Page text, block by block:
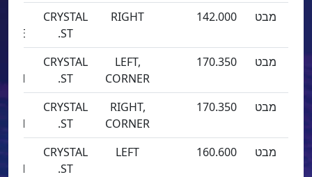
מבט 142.000
RIGHT
CRYSTAL
ST.
מבט
170.350
LEFT,
CORNER
CRYSTAL
ST.
מבט
170.350
RIGHT,
CORNER
CRYSTAL
ST.
מבט
160.600
LEFT
CRYSTAL
ST.